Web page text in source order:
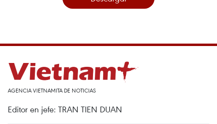
AGENCIA VIETNAMITA DE NOTICIAS
Editor en jefe: TRAN TIEN DUAN